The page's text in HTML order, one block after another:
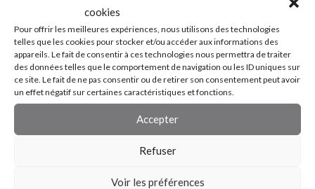
cookies
Pour offrir les meilleures expériences, nous utilisons des technologies
telles que les cookies pour stocker et/ou accéder aux informations des
appareils. Le fait de consentir à ces technologies nous permettra de traiter
des données telles que le comportement de navigation ou les ID uniques sur
ce site. Le fait de ne pas consentir ou de retirer son consentement peut avoir
un effet négatif sur certaines caractéristiques et fonctions.
Accepter
Refuser
Voir les préférences